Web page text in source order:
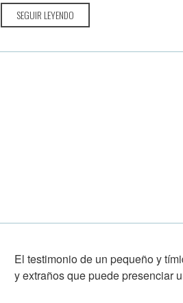
SEGUIR LEYENDO
El testimonio de un pequeño y
y extraños que puede presenciar